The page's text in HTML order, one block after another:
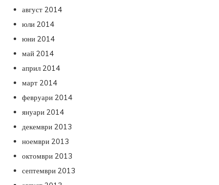
август 2014
юли 2014
юни 2014
май 2014
април 2014
март 2014
февруари 2014
януари 2014
декември 2013
ноември 2013
октомври 2013
септември 2013